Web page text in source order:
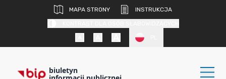
MAPA STRONY
INSTRUKCJA
biuletyn